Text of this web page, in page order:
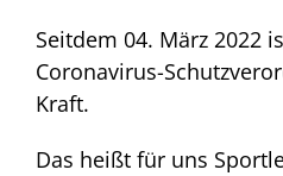
Seitdem 04. März 2022
Coronavirus-
Kraft.
Das heißt für uns